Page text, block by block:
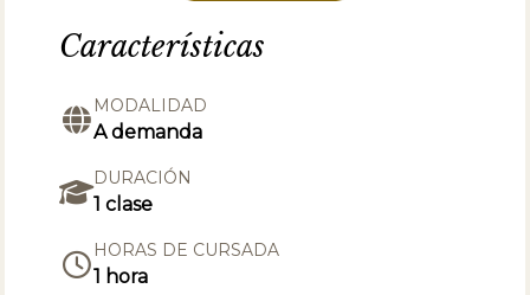
Características
MODALIDAD
A demanda
DURACIÓN
1 clase
HORAS DE CURSADA
1 hora